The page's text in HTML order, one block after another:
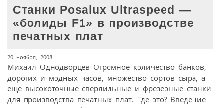
Станки Posalux Ultraspeed —
«болиды F1» в производстве
печатных плат
20 ноября, 2008
Михаил Однодворцев Огромное количество банков,
дорогих и модных часов, множество сортов сыра, а
еще высокоточные сверлильные и фрезерные станки
для производства печатных плат. Где это? Введение